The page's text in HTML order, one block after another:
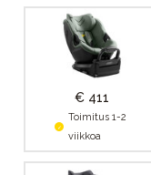
€ 411
Toimitus 1-2
viikkoa